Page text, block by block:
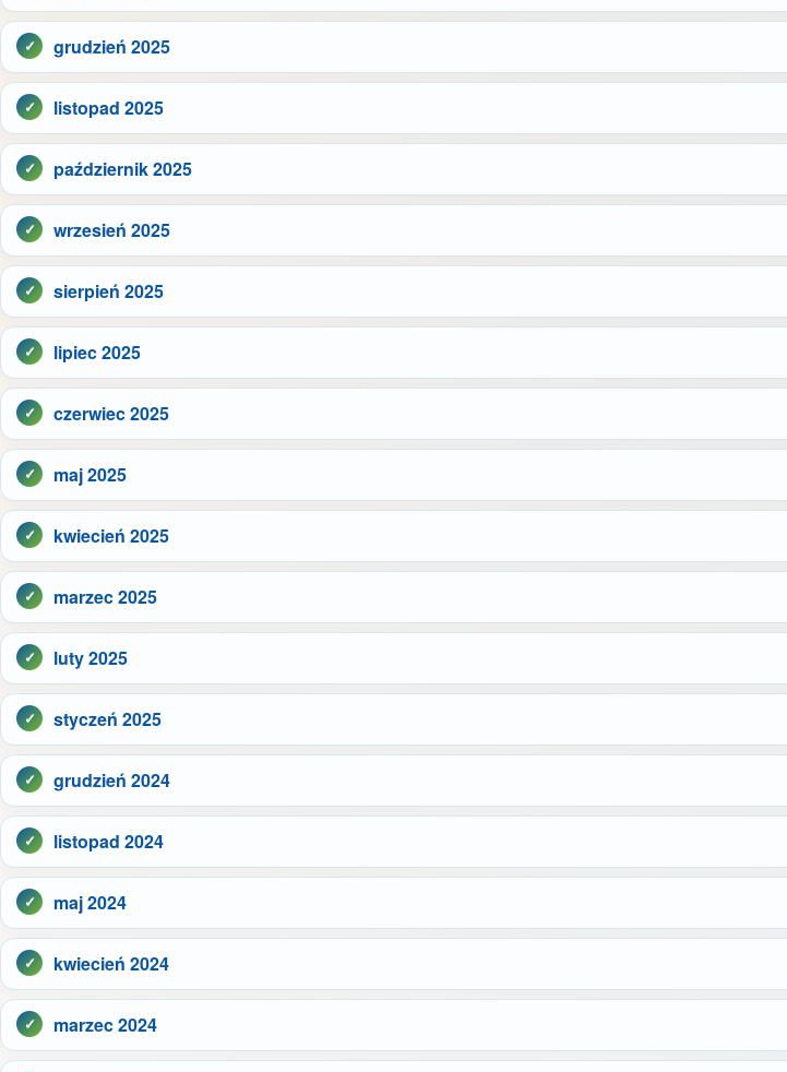
grudzień 2025
listopad 2025
październik 2025
wrzesień 2025
sierpień 2025
lipiec 2025
czerwiec 2025
maj 2025
kwiecień 2025
marzec 2025
luty 2025
styczeń 2025
grudzień 2024
listopad 2024
maj 2024
kwiecień 2024
marzec 2024